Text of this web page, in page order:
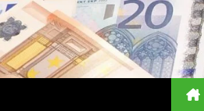
Skip
to
content